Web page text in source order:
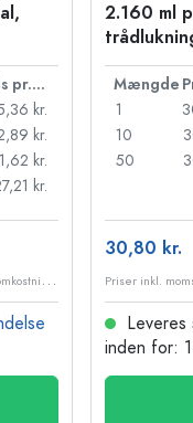
Pris pr. stk.
kr.
kr.
kr.
kr.
P
riser inkl. moms, eksklusive forsendelsesomkostninger
2.160 ml
Mængde
1
10
50
30,80 kr.
Leveres
inden for: